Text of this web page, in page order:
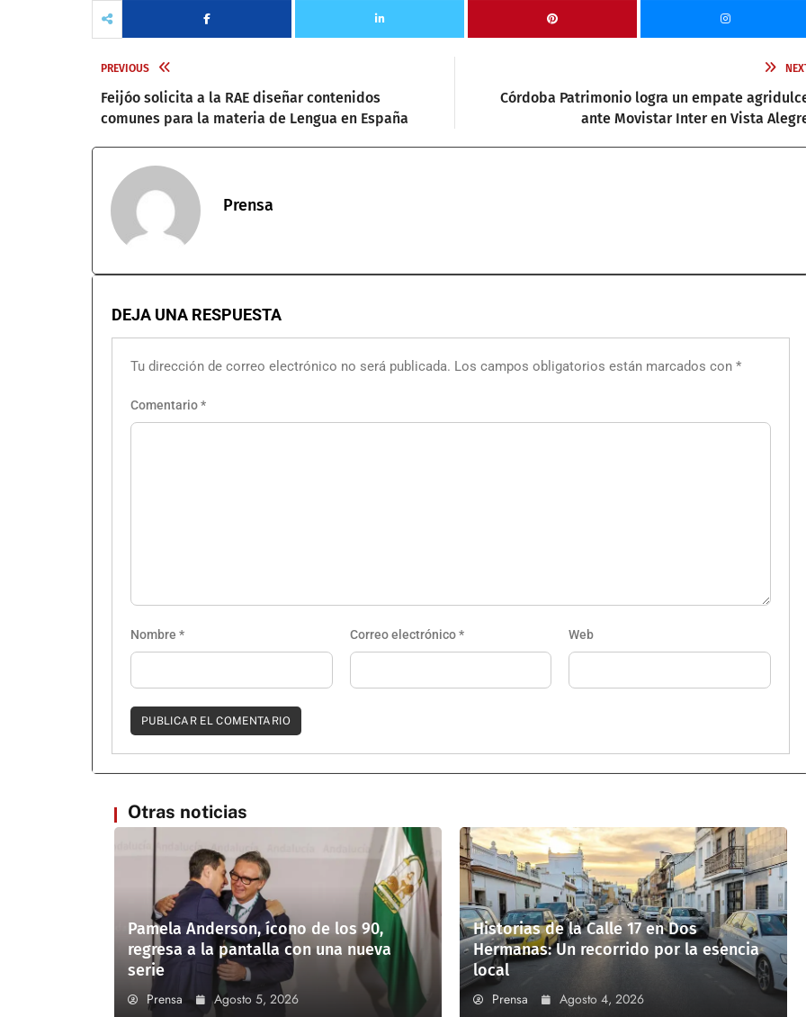
PREVIOUS
Feijóo solicita a la RAE diseñar contenidos
comunes para la materia de Lengua en España
Córdoba Patrimonio logra un empate
ante Movistar Inter en Vista
Prensa
DEJA UNA RESPUESTA
Tu dirección de correo electrónico no será publicada. Los campos obligatorios están marcados con *
Comentario*
Nombre * Correo electrónico* Web
Otras noticias
Pamela Anderson, ícono de los 90,
regresa a la pantalla con una nueva
serie
Prensa Agosto 5, 2026
Historias de la Calle 17 en Dos
Hermanas: Un recorrido por la esencia
local
Prensa Agosto 4, 2026